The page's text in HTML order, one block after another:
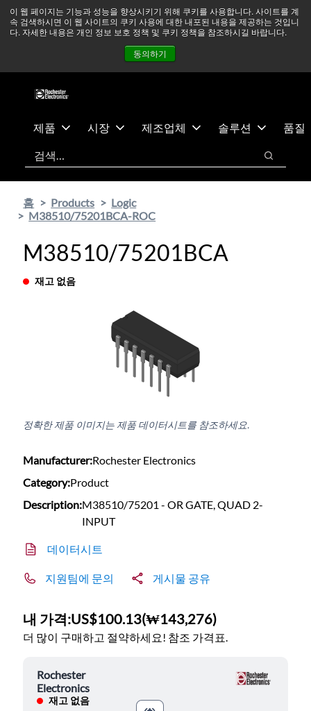
이 웹 페이지는 기능과 성능을 향상시키기 위해 쿠키를 사용합니다. 사이트를 계
속 검색하시면 이 웹 사이트의 쿠키 사용에 대한 내포된 내용을 제공하는 것입니
다. 자세한 내용은 개인 정보 보호 정책 및 쿠키 정책을 참조하시길 바랍니다.
동의하기
츠
건
중동 지역 상황을 지속적으로 주시하고 있으며, 모든 서비스는
정상적으로 운영되고 있습니다. 더 읽어보기 →
뉴스
문의하기
제품 시장 제조업체 솔루션
품질
검색
검색
홈 Products
Logic
M38510/75201BCA-ROC
M38510/75201BCA
재고 없음
정확한 제품 이미지는 제품 데이터시트를 참조하세요.
Manufacturer:Rochester Electronics
Category:Product
Description:M38510/75201 - OR GATE, QUAD 2-
INPUT
데이터시트
지원팀에 문의 게시물 공유
내 가격:US$100.13(₩143,276)
더 많이 구매하고 절약하세요! 참조 가격표.
Rochester
Electronics
재고 없음